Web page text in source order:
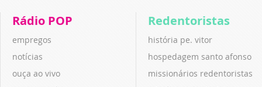
Rádio POP
empregos
notícias
ouça ao vivo
Redentoristas
história pe. vitor
hospedagem santo afonso
missionários redentoristas